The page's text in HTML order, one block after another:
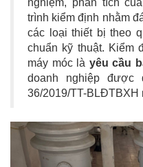
nghiệm, phân tích
trình kiểm định nhằm
các loại thiết bị theo
chuẩn kỹ thuật. Kiểm
máy móc là yêu cầu
doanh nghiệp
36/2019/TT-BLĐTBXH